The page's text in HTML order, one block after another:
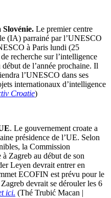
Le premier centre
(IA) parrainé par l’UNESCO
à Paris lundi (25
recherche sur l’intelligence
de l’année prochaine. Il
l’UNESCO dans ses
internationaux d’intelligence
Croatie)
. Le gouvernement croate a
présidence de l’UE. Selon
la Commission
à Zagreb au début de son
Leyen devrait entrer en
ECOFIN est prévu pour le
devrait se dérouler les 6
ici. (Thé Trubić Macan |